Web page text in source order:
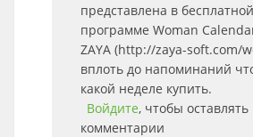
представлена в бесплатной
программе Woman
ZAYA (http://zaya-soft.com/
вплоть до напоминаний
какой неделе купить.
Войдите, чтобы оставлять
комментарии